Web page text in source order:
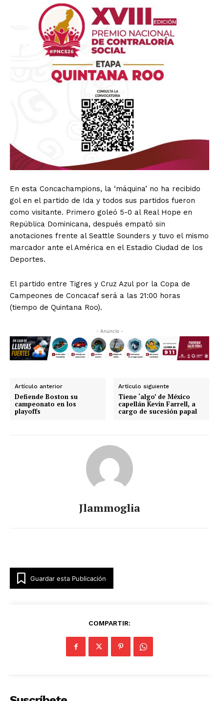
En esta Concachampions, la ‘máquina’ no ha recibido
gol en el partido de Ida y todos sus partidos fueron
como visitante. Primero goleó 5-0 al Real Hope en
República Dominicana, después empató sin
anotaciones frente al Seattle Sounders y tuvo el mismo
marcador ante el América en el Estadio Ciudad de los
Deportes.
El partido entre Tigres y Cruz Azul por la Copa de
Campeones de Concacaf será a las 21:00 horas
(tiempo de Quintana Roo).
- Anuncio -
Artículo anterior
Defiende Boston su
campeonato en los
playoffs
Artículo siguiente
Tiene ‘algo’ de México
capellán Kevin Farrell, a
cargo de sucesión papal
Jlammoglia
Guardar esta Publicación
COMPARTIR: